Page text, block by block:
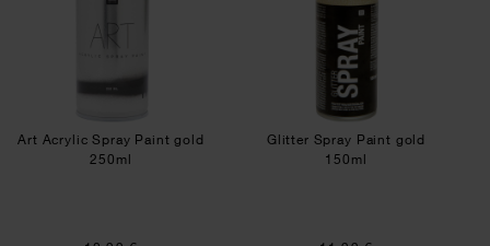
Art Acrylic Spray Paint gold
250ml
Glitter Spray Paint gold
150ml